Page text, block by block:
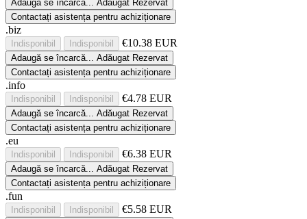
Adaugă se încarcă... Adăugat Rezervat
Contactați asistența pentru achiziționare
.biz
Indisponibil Indisponibil €10.38 EUR
Adaugă se încarcă... Adăugat Rezervat
Contactați asistența pentru achiziționare
.info
Indisponibil Indisponibil €4.78 EUR
Adaugă se încarcă... Adăugat Rezervat
Contactați asistența pentru achiziționare
.eu
Indisponibil Indisponibil €6.38 EUR
Adaugă se încarcă... Adăugat Rezervat
Contactați asistența pentru achiziționare
.fun
Indisponibil Indisponibil €5.58 EUR